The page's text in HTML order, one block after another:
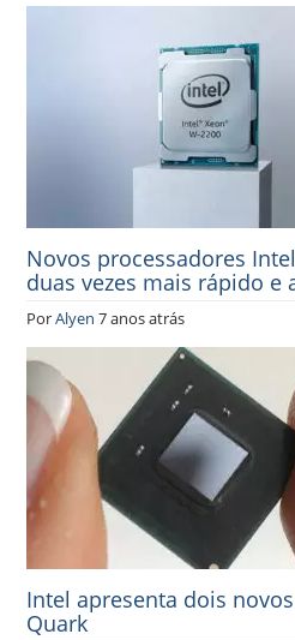
Novos processadores
duas vezes mais rápido e
PorAlyen 7 anos atrás
Intel apresenta dois
Quark